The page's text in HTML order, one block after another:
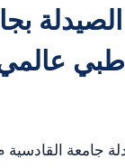
جامعة